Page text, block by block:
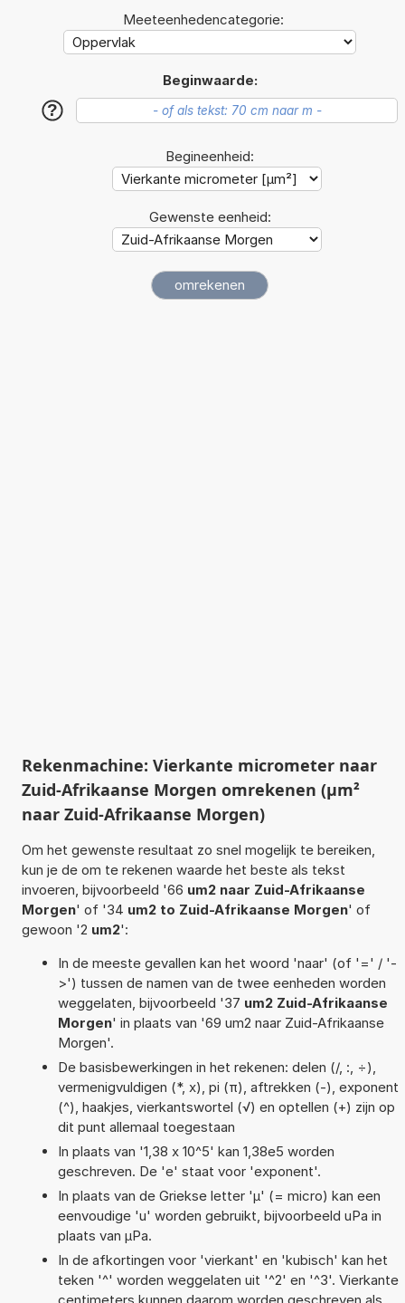
Meeteenhedencategorie:
Beginwaarde:
?
Begineenheid:
Gewenste eenheid:
Rekenmachine: Vierkante micrometer naar
Zuid-Afrikaanse Morgen omrekenen (µm²
naar Zuid-Afrikaanse Morgen)
Om het gewenste resultaat zo snel mogelijk te bereiken,
kun je de om te rekenen waarde het beste als tekst
invoeren, bijvoorbeeld '66 um2 naar Zuid-Afrikaanse
Morgen' of '34 um2 to Zuid-Afrikaanse Morgen' of
gewoon '2 um2':
In de meeste gevallen kan het woord 'naar' (of '=' / '-
>') tussen de namen van de twee eenheden worden
weggelaten, bijvoorbeeld '37 um2 Zuid-Afrikaanse
Morgen' in plaats van '69 um2 naar Zuid-Afrikaanse
Morgen'.
De basisbewerkingen in het rekenen: delen (/, :, ÷),
vermenigvuldigen (*, x), pi (π), aftrekken (-), exponent
(^), haakjes, vierkantswortel (√) en optellen (+) zijn op
dit punt allemaal toegestaan
In plaats van '1,38 x 10^5' kan 1,38e5 worden
geschreven. De 'e' staat voor 'exponent'.
In plaats van de Griekse letter 'µ' (= micro) kan een
eenvoudige 'u' worden gebruikt, bijvoorbeeld uPa in
plaats van µPa.
In de afkortingen voor 'vierkant' en 'kubisch' kan het
teken '^' worden weggelaten uit '^2' en '^3'. Vierkante
centimeters kunnen daarom worden geschreven als